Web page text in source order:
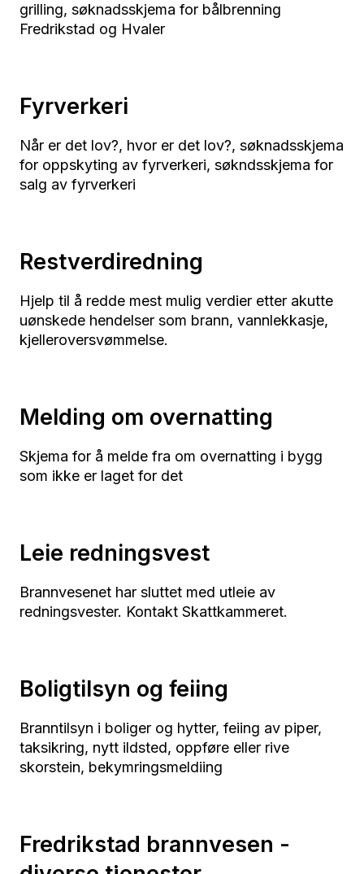
grilling, søknadsskjema for bålbrenning
Fredrikstad og Hvaler
Fyrverkeri
Når er det lov?, hvor er det lov?, søknadsskjema
for oppskyting av fyrverkeri, søkndsskjema for
salg av fyrverkeri
Restverdiredning
Hjelp til å redde mest mulig verdier etter akutte
uønskede hendelser som brann, vannlekkasje,
kjelleroversvømmelse.
Melding om overnatting
Skjema for å melde fra om overnatting i bygg
som ikke er laget for det
Leie redningsvest
Brannvesenet har sluttet med utleie av
redningsvester. Kontakt Skattkammeret.
Boligtilsyn og feiing
Branntilsyn i boliger og hytter, feiing av piper,
taksikring, nytt ildsted, oppføre eller rive
skorstein, bekymringsmeldiing
Fredrikstad brannvesen -